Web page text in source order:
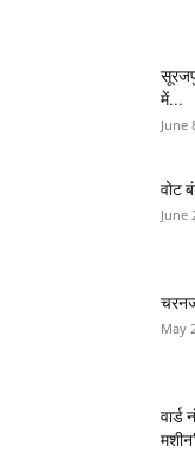
में...
June
वोट
June
May
वार्ड